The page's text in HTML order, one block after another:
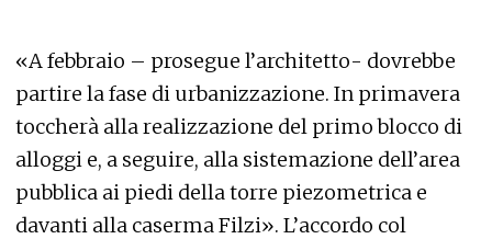
«A febbraio – prosegue l’architetto- dovrebbe
partire la fase di urbanizzazione. In primavera
toccherà alla realizzazione del primo blocco di
alloggi e, a seguire, alla sistemazione dell’area
pubblica ai piedi della torre piezometrica e
davanti alla caserma Filzi». L’accordo col